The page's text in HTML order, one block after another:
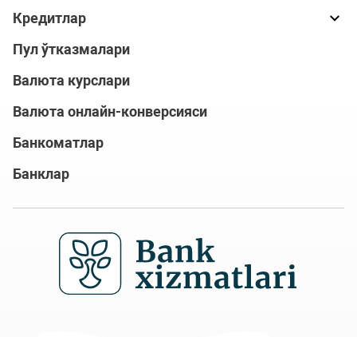
Кредитлар
Пул ўтказмалари
Валюта курслари
Валюта онлайн-конверсияси
Банкоматлар
Банклар